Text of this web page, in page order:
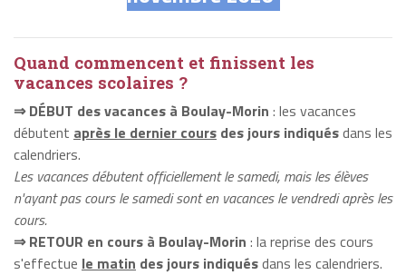
Quand commencent et finissent les
vacances scolaires ?
⇒ DÉBUT des vacances à Boulay-Morin : les vacances
débutent après le dernier cours des jours indiquésdans les
calendriers.
Les vacances débutent officiellement le samedi, mais les élèves
n'ayant pas cours le samedi sont en vacances le vendredi après les
cours.
⇒ RETOUR en cours à Boulay-Morin : la reprise des cours
s'effectue le matin des jours indiquésdans les calendriers.